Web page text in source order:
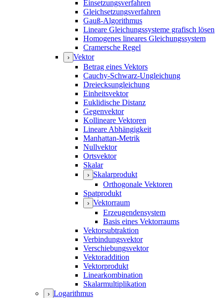
Einsetzungsverfahren
Gleichsetzungsverfahren
Gauß-Algorithmus
Lineare Gleichungssysteme grafisch lösen
Homogenes lineares Gleichungssystem
Cramersche Regel
› Vektor
Betrag eines Vektors
Cauchy-Schwarz-Ungleichung
Dreiecksungleichung
Einheitsvektor
Euklidische Distanz
Gegenvektor
Kollineare Vektoren
Lineare Abhängigkeit
Manhattan-Metrik
Nullvektor
Ortsvektor
Skalar
› Skalarprodukt
Orthogonale Vektoren
Spatprodukt
› Vektorraum
Erzeugendensystem
Basis eines Vektorraums
Vektorsubtraktion
Verbindungsvektor
Verschiebungsvektor
Vektoraddition
Vektorprodukt
Linearkombination
Skalarmultiplikation
› Logarithmus